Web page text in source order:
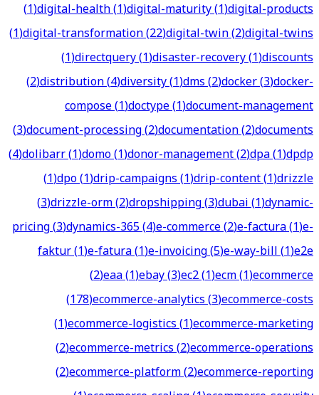
(1)digital-health(1)digital-maturity(1)digital-products
(1)digital-transformation(22)digital-twin(2)digital-twins
(1)directquery(1)disaster-recovery(1)discounts
(2)distribution(4)diversity(1)dms(2)docker(3)docker-
compose(1)doctype(1)document-management
(3)document-processing(2)documentation(2)documents
(4)dolibarr(1)domo(1)donor-management(2)dpa(1)dpdp
(1)dpo(1)drip-campaigns(1)drip-content(1)drizzle
(3)drizzle-orm(2)dropshipping(3)dubai(1)dynamic-
pricing(3)dynamics-365(4)e-commerce(2)e-factura(1)e-
faktur(1)e-fatura(1)e-invoicing(5)e-way-bill(1)e2e
(2)eaa(1)ebay(3)ec2(1)ecm(1)ecommerce
(178)ecommerce-analytics(3)ecommerce-costs
(1)ecommerce-logistics(1)ecommerce-marketing
(2)ecommerce-metrics(2)ecommerce-operations
(2)ecommerce-platform(2)ecommerce-reporting